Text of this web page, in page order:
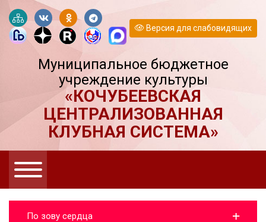
Версия для слабовидящих
Муниципальное бюджетное
учреждение культуры
«КОЧУБЕЕВСКАЯ
ЦЕНТРАЛИЗОВАННАЯ
КЛУБНАЯ СИСТЕМА»
По зову сердца